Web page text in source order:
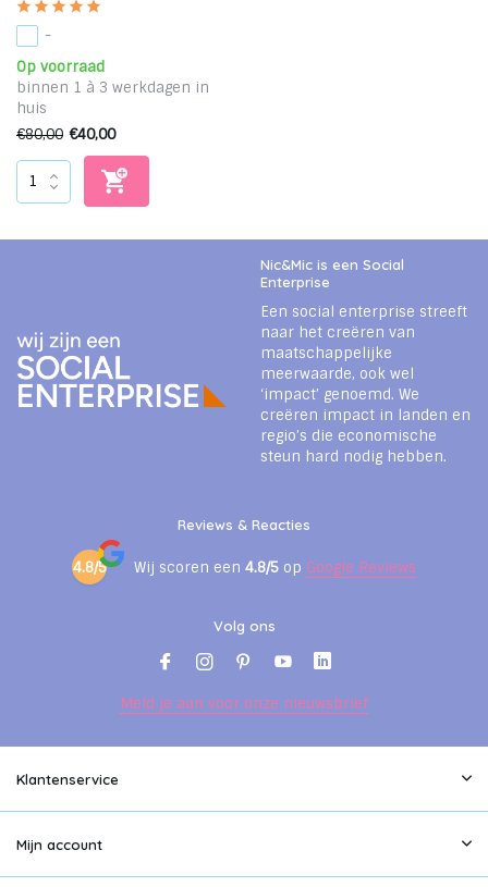
-
Op voorraad
binnen 1 à 3 werkdagen in
huis
€80,00 €40,00
Nic&Mic is een Social
Enterprise
Een social enterprise streeft
naar het creëren van
maatschappelijke
meerwaarde, ook wel
‘impact’ genoemd. We
creëren impact in landen en
regio’s die economische
steun hard nodig hebben.
Reviews & Reacties
4.8/5 Wij scoren een 4.8/5 op Google Reviews
Volg ons
Meld je aan voor onze nieuwsbrief
Klantenservice
Mijn account